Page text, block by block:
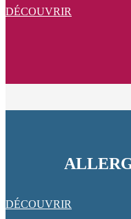
DÉCOUVRIR
DÉCOUVRIR